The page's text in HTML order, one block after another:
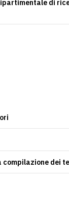
di
compilazione dei